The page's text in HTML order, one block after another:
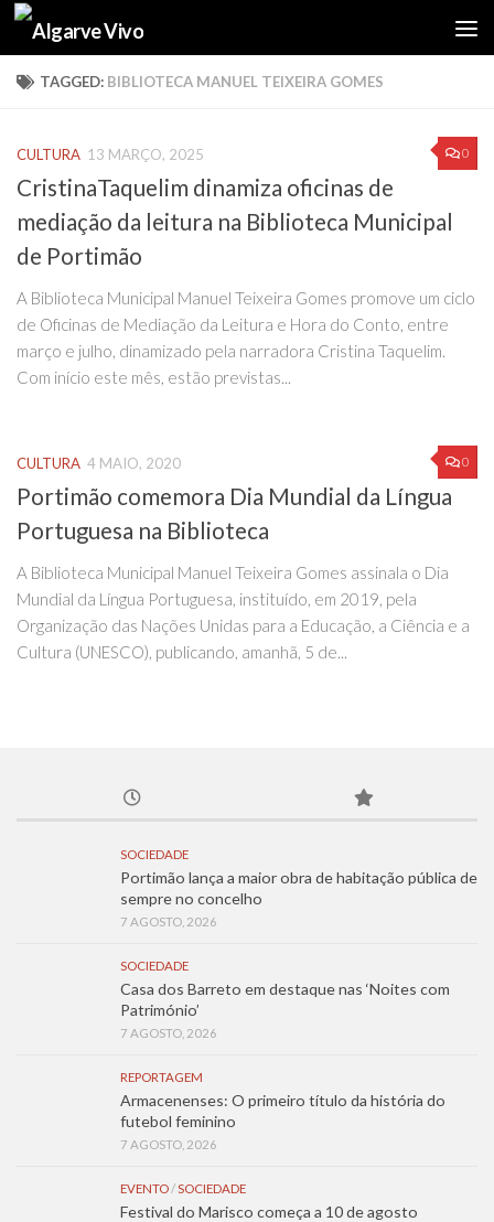
Skip to content
TAGGED: BIBLIOTECA MANUEL TEIXEIRA GOMES
0
CULTURA 13 MARÇO, 2025
CristinaTaquelim dinamiza oficinas de
mediação da leitura na Biblioteca Municipal
de Portimão
A Biblioteca Municipal Manuel Teixeira Gomes promove um ciclo
de Oficinas de Mediação da Leitura e Hora do Conto, entre
março e julho, dinamizado pela narradora Cristina Taquelim.
Com início este mês, estão previstas...
0
CULTURA 4 MAIO, 2020
Portimão comemora Dia Mundial da Língua
Portuguesa na Biblioteca
A Biblioteca Municipal Manuel Teixeira Gomes assinala o Dia
Mundial da Língua Portuguesa, instituído, em 2019, pela
Organização das Nações Unidas para a Educação, a Ciência e a
Cultura (UNESCO), publicando, amanhã, 5 de...
SOCIEDADE
Portimão lança a maior obra de habitação pública de
sempre no concelho
7 AGOSTO, 2026
SOCIEDADE
Casa dos Barreto em destaque nas ‘Noites com
Património’
7 AGOSTO, 2026
REPORTAGEM
Armacenenses: O primeiro título da história do
futebol feminino
7 AGOSTO, 2026
EVENTO/SOCIEDADE
Festival do Marisco começa a 10 de agosto